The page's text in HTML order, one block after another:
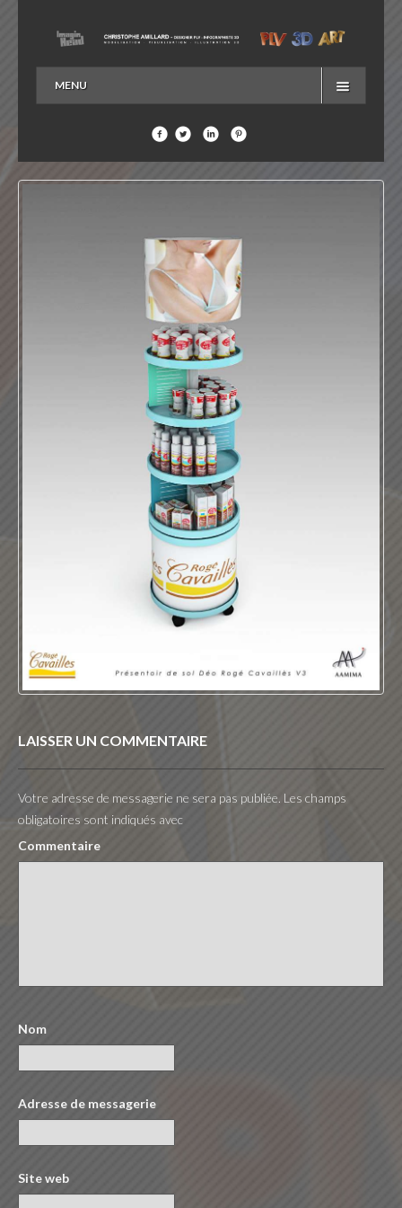
MENU
EN SAVOIR PLUS…
LAISSER UN COMMENTAIRE
Votre adresse de messagerie ne sera pas publiée. Les champs
obligatoires sont indiqués avec
Commentaire
Nom
Adresse de messagerie
Site web